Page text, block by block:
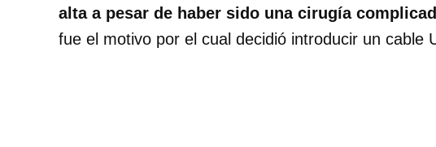
alta a pesar de haber sido una cirugía
fue el motivo por el cual decidió introducir un cable